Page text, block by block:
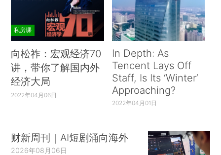
私房课
向松祚：宏观经济70
讲，带你了解国内外
经济大局
2022年04月06日
In Depth: As
Tencent Lays Off
Staff, Is Its ‘Winter’
Approaching?
2022年04月01日
财新周刊｜AI短剧涌向海外
2026年08月06日